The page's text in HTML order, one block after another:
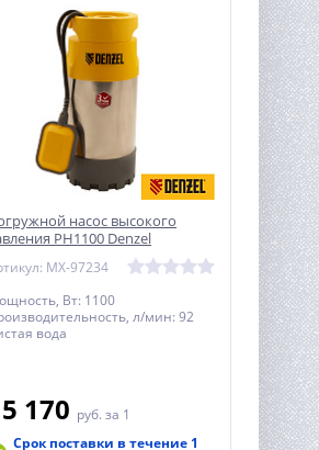
насос высокого
PH1100 Denzel
MX-97234
Вт: 1100
л/мин: 92
вода
170 руб. за 1
Срок поставки в течение 1